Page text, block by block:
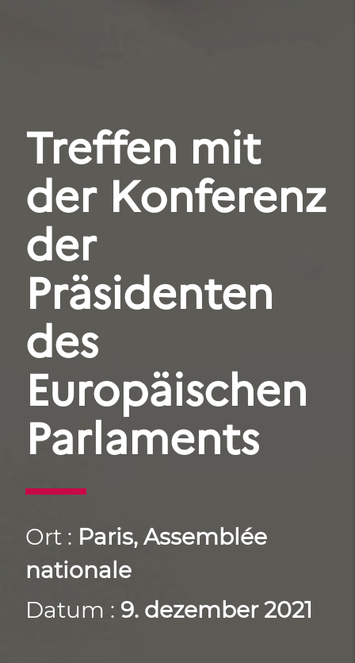
Treffen mit
der Konferenz
der
Präsidenten
des
Europäischen
Parlaments
Ort : Paris, Assemblée
nationale
Datum : 9. dezember 2021